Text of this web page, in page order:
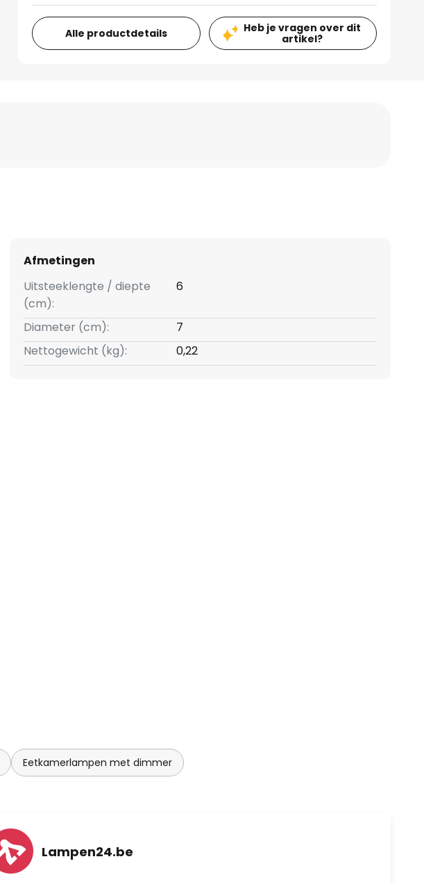
Alle productdetails
Heb je vragen over dit
artikel?
Afmetingen
Uitsteeklengte / diepte
(cm):
6
Diameter (cm):
7
Nettogewicht (kg):
0,22
Eetkamerlampen met dimmer
Lampen24.be